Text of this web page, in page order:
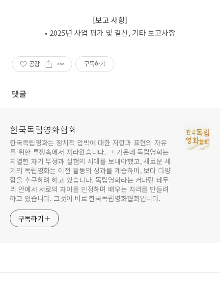
[보고 사항]
• 2025년 사업 평가 및 결산, 기타 보고사항
공감 구독하기
댓글
한국독립영화협회
한국독립영화는 정치적 압박에 대한 저항과 표현의 자유
를 위한 투쟁속에서 자라왔습니다. 그 가운데 독립영화는
치열한 자기 부정과 실험의 시대를 보내야했고, 새로운 세
기의 독립영화는 이전 활동의 성과를 계승하며, 보다 다양
함을 추구하려 하고 있습니다. 독립영화라는 커다란 테두
리 안에서 서로의 차이를 인정하며 배우는 자리를 만들려
하고 있습니다. 그것이 바로 한국독립영화협회입니다.
구독하기